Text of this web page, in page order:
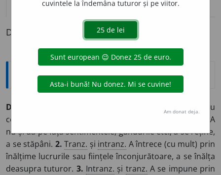
definiții (1) pronunțievolume_up (27)
Definiția cu ID-ul 862071:
Explicative DEX
DOMIN
A ține pe cineva sau
ceva sub influența sau stăpânirea sa; a stăpâni. ♦
A
nu-și da pe față sentimentele, gândurile etc.; a se reține,
a se stăpâni. 2. Tranz. și intranz. A întrece (cu mult) prin
înălțime lucrurile sau ființele înconjurătoare, a se înălța
deasupra tuturor. 3. Intranz. și tranz. A se impune prin
cuvintele la îndemâna tuturor și pe viitor.
Am donat deja.